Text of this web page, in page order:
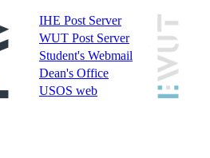
IHE Post Server
WUT Post Server
Student's Webmail
Dean's Office
USOS web